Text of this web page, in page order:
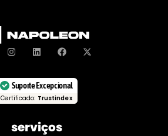
Suporte Excepcional
Certificado: Trustindex
serviços